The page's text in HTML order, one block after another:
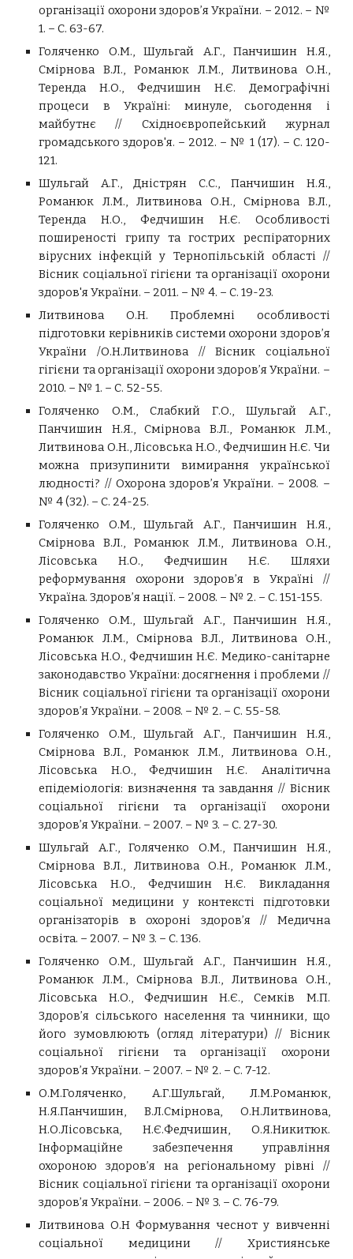
організації охорони здоров’я України. – 2012. – №
1. – С. 63-67.
Голяченко О.М., Шульгай А.Г., Панчишин Н.Я.,
Смірнова В.Л., Романюк Л.М., Литвинова О.Н.,
Теренда Н.О., Федчишин Н.Є. Демографічні
процеси в Україні: минуле, сьогодення і
майбутнє // Східноєвропейський журнал
громадського здоров'я. – 2012. – № 1 (17). – С. 120-
121.
Шульгай А.Г., Дністрян С.С., Панчишин Н.Я.,
Романюк Л.М., Литвинова О.Н., Смірнова В.Л.,
Теренда Н.О., Федчишин Н.Є. Особливості
поширеності грипу та гострих респіраторних
вірусних інфекцій у Тернопільській області //
Вісник соціальної гігієни та організації охорони
здоров'я України. – 2011. – № 4. – С. 19-23.
Литвинова О.Н. Проблемні особливості
підготовки керівників системи охорони здоров’я
України /О.Н.Литвинова // Вісник соціальної
гігієни та організації охорони здоров’я України. –
2010. – № 1. – С. 52-55.
Голяченко О.М., Слабкий Г.О., Шульгай А.Г.,
Панчишин Н.Я., Смірнова В.Л., Романюк Л.М.,
Литвинова О.Н., Лісовська Н.О., Федчишин Н.Є. Чи
можна призупинити вимирання української
людності? // Охорона здоров’я України. – 2008. –
№ 4 (32). – С. 24-25.
Голяченко О.М., Шульгай А.Г., Панчишин Н.Я.,
Смірнова В.Л., Романюк Л.М., Литвинова О.Н.,
Лісовська Н.О., Федчишин Н.Є. Шляхи
реформування охорони здоров’я в Україні //
Україна. Здоров’я нації. – 2008. – № 2. – С. 151-155.
Голяченко О.М., Шульгай А.Г., Панчишин Н.Я.,
Романюк Л.М., Смірнова В.Л., Литвинова О.Н.,
Лісовська Н.О., Федчишин Н.Є. Медико-санітарне
законодавство України: досягнення і проблеми //
Вісник соціальної гігієни та організації охорони
здоров’я України. – 2008. – № 2. – С. 55-58.
Голяченко О.М., Шульгай А.Г., Панчишин Н.Я.,
Смірнова В.Л., Романюк Л.М., Литвинова О.Н.,
Лісовська Н.О., Федчишин Н.Є. Аналітична
епідеміологія: визначення та завдання // Вісник
соціальної гігієни та організації охорони
здоров’я України. – 2007. – № 3. – С. 27-30.
Шульгай А.Г., Голяченко О.М., Панчишин Н.Я.,
Смірнова В.Л., Литвинова О.Н., Романюк Л.М.,
Лісовська Н.О., Федчишин Н.Є. Викладання
соціальної медицини у контексті підготовки
організаторів в охороні здоров’я // Медична
освіта. – 2007. – № 3. – С. 136.
Голяченко О.М., Шульгай А.Г., Панчишин Н.Я.,
Романюк Л.М., Смірнова В.Л., Литвинова О.Н.,
Лісовська Н.О., Федчишин Н.Є., Семків М.П.
Здоров’я сільського населення та чинники, що
його зумовлюють (огляд літератури) // Вісник
соціальної гігієни та організації охорони
здоров’я України. – 2007. – № 2. – С. 7-12.
О.М.Голяченко, А.Г.Шульгай, Л.М.Романюк,
Н.Я.Панчишин, В.Л.Смірнова, О.Н.Литвинова,
Н.О.Лісовська, Н.Є.Федчишин, О.Я.Никитюк.
Інформаційне забезпечення управління
охороною здоров’я на регіональному рівні //
Вісник соціальної гігієни та організації охорони
здоров’я України. – 2006. – № 3. – С. 76-79.
Литвинова О.Н Формування чеснот у вивченні
соціальної медицини // Християнське